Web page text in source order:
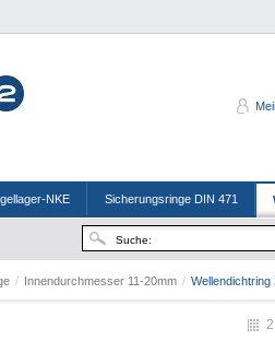
NKE Sicherungsringe DIN 471
/ Innendurchmesser 11-20mm / Wellendichtring